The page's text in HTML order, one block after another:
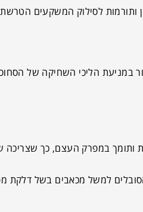
ותורמות לסילוק המשקעים
במניעת הליכי השחיקה של
ותומך במפרק העצם, כך
למשל מכאבים בשל דלקת